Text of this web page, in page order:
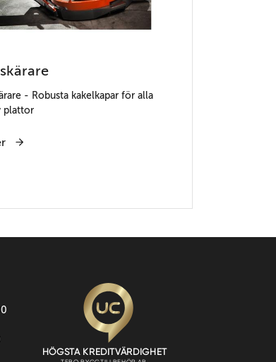
- Robusta kakelkapar för alla
plattor